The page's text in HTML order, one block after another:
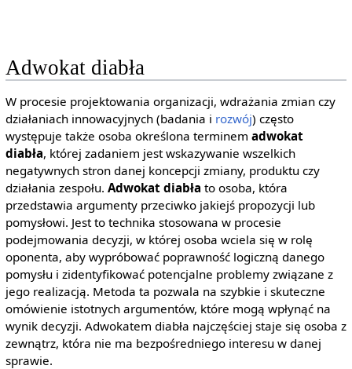
Adwokat diabła
W procesie projektowania organizacji, wdrażania zmian czy
działaniach innowacyjnych (badania i rozwój) często
występuje także osoba określona terminem adwokat
diabła, której zadaniem jest wskazywanie wszelkich
negatywnych stron danej koncepcji zmiany, produktu czy
działania zespołu. Adwokat diabła to osoba, która
przedstawia argumenty przeciwko jakiejś propozycji lub
pomysłowi. Jest to technika stosowana w procesie
podejmowania decyzji, w której osoba wciela się w rolę
oponenta, aby wypróbować poprawność logiczną danego
pomysłu i zidentyfikować potencjalne problemy związane z
jego realizacją. Metoda ta pozwala na szybkie i skuteczne
omówienie istotnych argumentów, które mogą wpłynąć na
wynik decyzji. Adwokatem diabła najczęściej staje się osoba z
zewnątrz, która nie ma bezpośredniego interesu w danej
sprawie.